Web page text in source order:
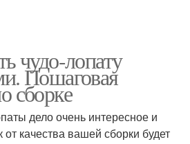
чудо-лопату
Пошаговая
сборке
дело очень интересное и
от качества вашей сборки будет